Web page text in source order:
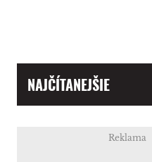
NAJČÍTANEJŠIE
Reklama